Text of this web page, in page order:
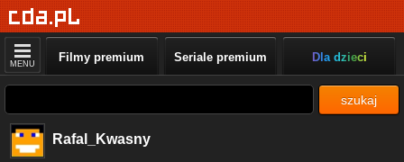
MENU Filmy premium Seriale premium Dla dzieci
szukaj
Rafal_Kwasny